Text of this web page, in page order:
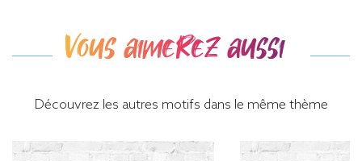
Vous aimerez aussi
Découvrez les autres motifs dans le même thème